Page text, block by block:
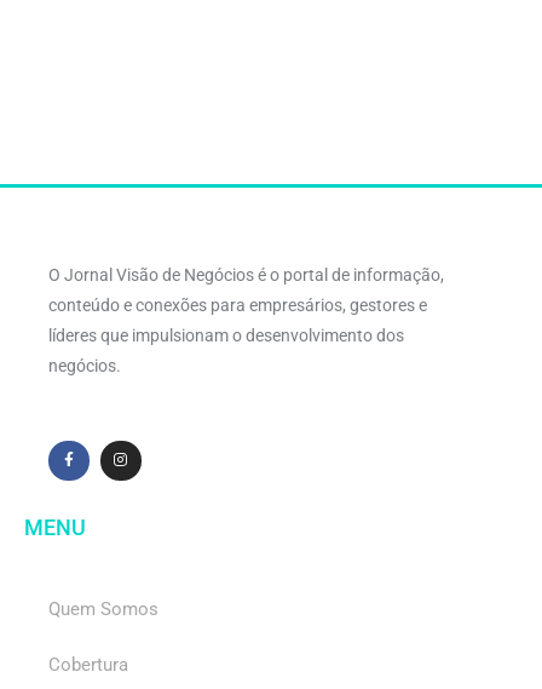
O Jornal Visão de Negócios é o portal de informação,
conteúdo e conexões para empresários, gestores e
líderes que impulsionam o desenvolvimento dos
negócios.
MENU
Quem Somos
Cobertura